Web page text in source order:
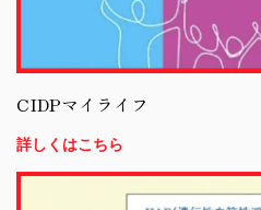
CIDPマイライフ
詳しくはこちら